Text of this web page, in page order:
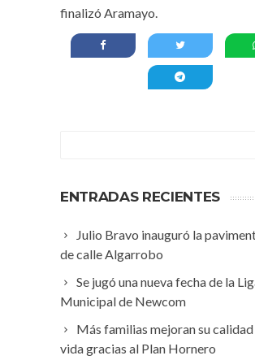
finalizó Aramayo.
ENTRADAS RECIENTES
Julio Bravo inauguró la
de calle Algarrobo
Se jugó una nueva fecha de la
Municipal de Newcom
Más familias mejoran su
vida gracias al Plan Hornero